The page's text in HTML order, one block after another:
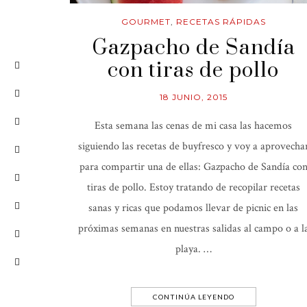
GOURMET, RECETAS RÁPIDAS
Gazpacho de Sandía
con tiras de pollo
18 JUNIO, 2015
Esta semana las cenas de mi casa las hacemos
siguiendo las recetas de buyfresco y voy a
para compartir una de ellas: Gazpacho de Sandía con
tiras de pollo. Estoy tratando de recopilar recetas
sanas y ricas que podamos llevar de picnic en las
próximas semanas en nuestras salidas al campo o a
playa. …
CONTINÚA LEYENDO